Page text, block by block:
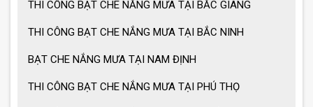
MẪU GIÀN PHƠI THÔNG MINH HOT
NHẤT 2021
THI CÔNG BẠT CHE NẮNG MƯA TẠI BẮC GIANG
THI CÔNG BẠT CHE NẮNG MƯA TẠI BẮC NINH
BẠT CHE NẮNG MƯA TẠI NAM ĐỊNH
THI CÔNG BẠT CHE NẮNG MƯA TẠI PHÚ THỌ